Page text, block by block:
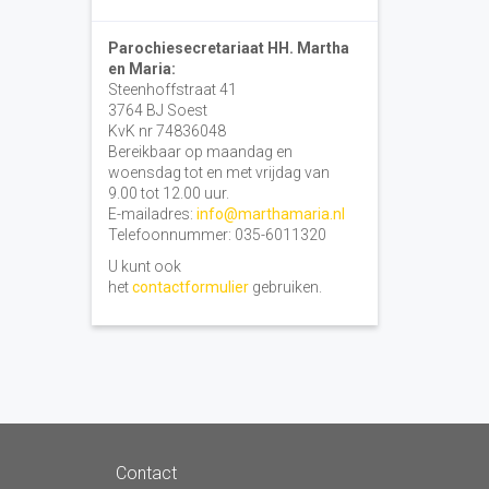
Parochiesecretariaat HH. Martha
en Maria:
Steenhoffstraat 41
3764 BJ Soest
KvK nr 74836048
Bereikbaar op maandag en
woensdag tot en met vrijdag van
9.00 tot 12.00 uur.
E-mailadres: info@marthamaria.nl
Telefoonnummer: 035-6011320
U kunt ook
hetcontactformuliergebruiken.
Contact